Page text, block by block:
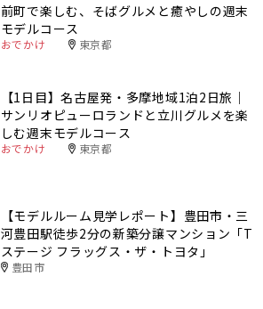
前町で楽しむ、そばグルメと癒やしの週末
モデルコース
おでかけ 東京都
【1日目】名古屋発・多摩地域1泊2日旅｜
サンリオピューロランドと立川グルメを楽
しむ週末モデルコース
おでかけ 東京都
【モデルルーム見学レポート】豊田市・三
河豊田駅徒歩2分の新築分譲マンション「T
ステージ フラッグス・ザ・トヨタ」
豊田市